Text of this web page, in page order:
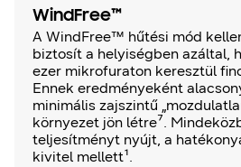
WindFree™
A WindFree™ hűtési mód
biztosít a helyiségben azáltal,
ezer mikrofuraton keresztül
Ennek eredményeként
minimális zajszintű
környezet jön létre⁷.
teljesítményt nyújt, a
kivitel mellett¹.